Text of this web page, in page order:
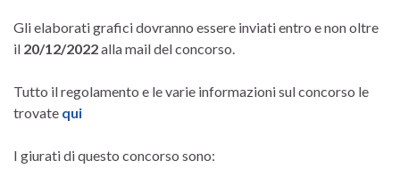
Gli elaborati grafici dovranno essere inviati entro e non oltre
il 20/12/2022alla mail del concorso.
Tutto il regolamento e le varie informazioni sul concorso le
trovate qui
I giurati di questo concorso sono: